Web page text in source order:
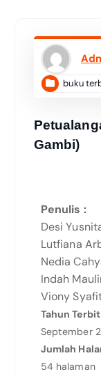
buku
Gambi)
Penulis :
Desi
Lutfiana
Nedia
Indah
Viony
Tahun Terbit
September
Jumlah
54 halaman